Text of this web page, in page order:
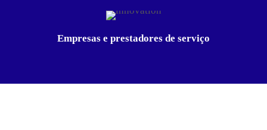
Empresas e prestadores de serviço